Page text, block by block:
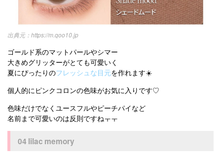
https://m.qoo10.jp
ゴールド系のマットパールやシマー
大きめグリッターがとても可愛いく
夏にぴったりのフレッシュな目元を作れます☀️
個人的にピンクコロンの色味がお気に入りです♡
色味だけでなくユースフルやピーチパイなど
名前まで可愛いのは反則ですねㅜㅜ
04 lilac memory